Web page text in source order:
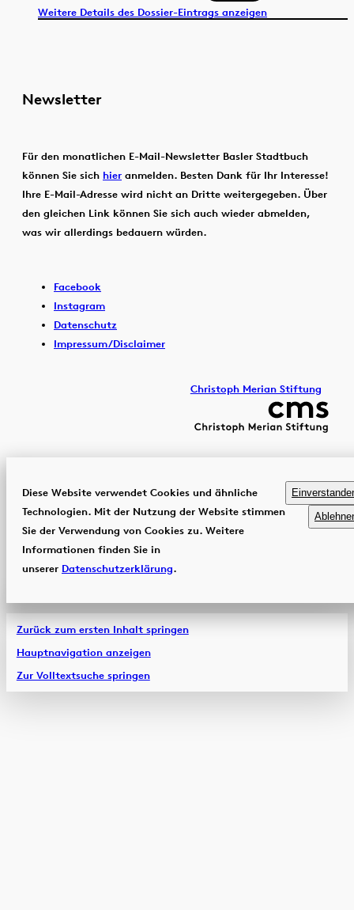
Weitere Details des Dossier-Eintrags anzeigen
Newsletter
Für den monatlichen E-Mail-Newsletter Basler Stadtbuch
können Sie sich hier anmelden. Besten Dank für Ihr Interesse!
Ihre E-Mail-Adresse wird nicht an Dritte weitergegeben. Über
den gleichen Link können Sie sich auch wieder abmelden,
was wir allerdings bedauern würden.
Facebook
Instagram
Datenschutz
Impressum/Disclaimer
Christoph Merian Stiftung
Diese Website verwendet Cookies und ähnliche
Technologien. Mit der Nutzung der Website stimmen
Sie der Verwendung von Cookies zu. Weitere
Informationen finden Sie in
unserer Datenschutzerklärung.
Zurück zum ersten Inhalt springen
Hauptnavigation anzeigen
Zur Volltextsuche springen